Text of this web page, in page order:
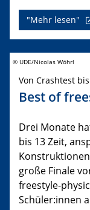
"Mehr lesen"
© UDE/Nicolas Wöhrl
Von Crashtest
Best of
Drei Monate
bis 13 Zeit,
große Finale
freestyle-
Schüler:innen